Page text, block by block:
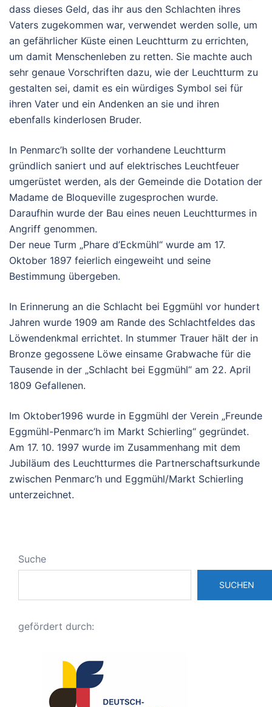
dass dieses Geld, das ihr aus den Schlachten ihres
Vaters zugekommen war, verwendet werden solle, um
an gefährlicher Küste einen Leuchtturm zu errichten,
um damit Menschenleben zu retten. Sie machte auch
sehr genaue Vorschriften dazu, wie der Leuchtturm zu
gestalten sei, damit es ein würdiges Symbol sei für
ihren Vater und ein Andenken an sie und ihren
ebenfalls kinderlosen Bruder.
In Penmarc’h sollte der vorhandene Leuchtturm
gründlich saniert und auf elektrisches Leuchtfeuer
umgerüstet werden, als der Gemeinde die Dotation der
Madame de Bloqueville zugesprochen wurde.
Daraufhin wurde der Bau eines neuen Leuchtturmes in
Angriff genommen.
Der neue Turm „Phare d’Eckmühl“ wurde am 17.
Oktober 1897 feierlich eingeweiht und seine
Bestimmung übergeben.
In Erinnerung an die Schlacht bei Eggmühl vor hundert
Jahren wurde 1909 am Rande des Schlachtfeldes das
Löwendenkmal errichtet. In stummer Trauer hält der in
Bronze gegossene Löwe einsame Grabwache für die
Tausende in der „Schlacht bei Eggmühl“ am 22. April
1809 Gefallenen.
Im Oktober1996 wurde in Eggmühl der Verein „Freunde
Eggmühl-Penmarc’h im Markt Schierling“ gegründet.
Am 17. 10. 1997 wurde im Zusammenhang mit dem
Jubiläum des Leuchtturmes die Partnerschaftsurkunde
zwischen Penmarc’h und Eggmühl/Markt Schierling
unterzeichnet.
Suche
SUCHEN
gefördert durch: